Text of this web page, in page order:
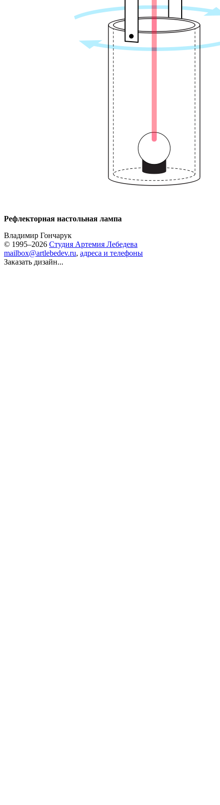
Рефлекторная настольная лампа
Владимир Гончарук
© 1995–2026 Студия Артемия Лебедева
mailbox@artlebedev.ru, адреса и телефоны
Заказать дизайн...